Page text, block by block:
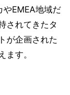
やEMEA地域だ
されてきたタ
が企画された
ます。